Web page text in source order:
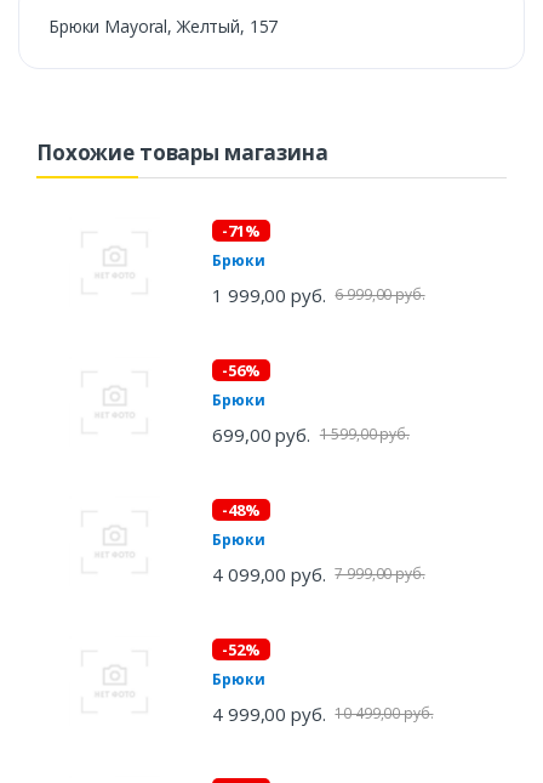
Брюки Mayoral, Желтый, 157
Похожие товары магазина
-71%
Брюки
1 999,00 руб. 6 999,00 руб.
-56%
Брюки
699,00 руб. 1 599,00 руб.
-48%
Брюки
4 099,00 руб. 7 999,00 руб.
-52%
Брюки
4 999,00 руб. 10 499,00 руб.